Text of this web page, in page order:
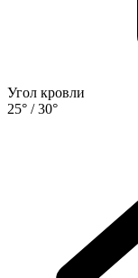
Угол кровли
25° / 30°